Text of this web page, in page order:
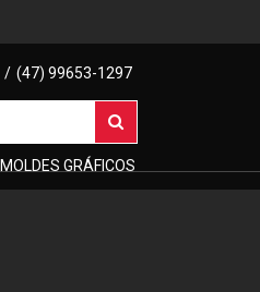
/ (47) 99653-1297
MOLDES GRÁFICOS